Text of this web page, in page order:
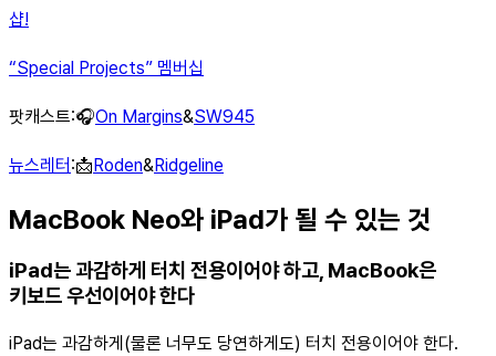
샵!
“Special Projects” 멤버십
팟캐스트:🎧On Margins&SW945
뉴스레터 :📩Roden&Ridgeline
MacBook Neo와 iPad가 될 수 있는 것
iPad는 과감하게 터치 전용이어야 하고, MacBook은
키보드 우선이어야 한다
iPad는 과감하게(물론 너무도 당연하게도) 터치 전용이어야 한다.